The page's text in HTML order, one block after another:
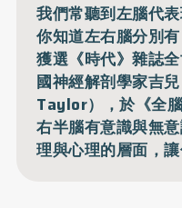
我們常聽到左腦代
你知道左右腦分別
獲選《時代》雜誌
國神經解剖學家吉
Taylor），於《全
右半腦有意識與無
理與心理的層面，